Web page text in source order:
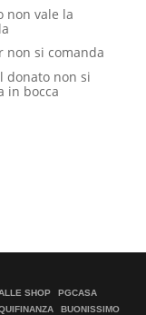
non vale la
non si comanda
donato non si
in bocca
SHOP
PGCASA
BUONISSIMO